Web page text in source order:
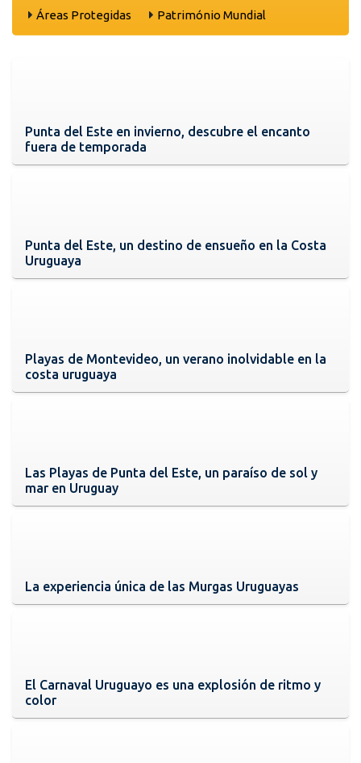
Áreas Protegidas Património Mundial
Punta del Este en invierno, descubre el encanto
fuera de temporada
Punta del Este, un destino de ensueño en la Costa
Uruguaya
Playas de Montevideo, un verano inolvidable en la
costa uruguaya
Las Playas de Punta del Este, un paraíso de sol y
mar en Uruguay
La experiencia única de las Murgas Uruguayas
El Carnaval Uruguayo es una explosión de ritmo y
color